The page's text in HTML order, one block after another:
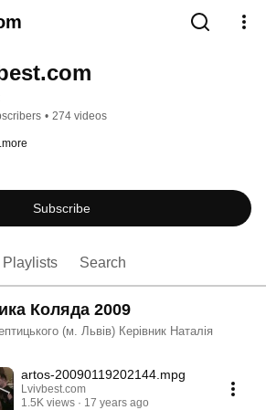
• 274 videos
Subscribe
Playlists Search
Коляда 2009
(м. Львів) Керівник Наталія
artos-20090119202144.mpg
Lvivbest.com
1.5K views
17 years ago